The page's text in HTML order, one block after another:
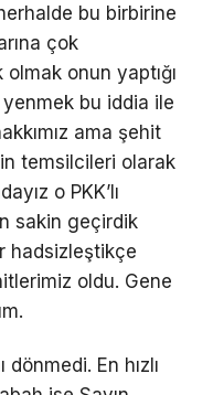
bu birbirine
çok
olmak onun yaptığı
bu iddia ile
ama şehit
temsilcileri olarak
o PKK’lı
sakin geçirdik
hadsizleştikçe
oldu. Gene
En hızlı